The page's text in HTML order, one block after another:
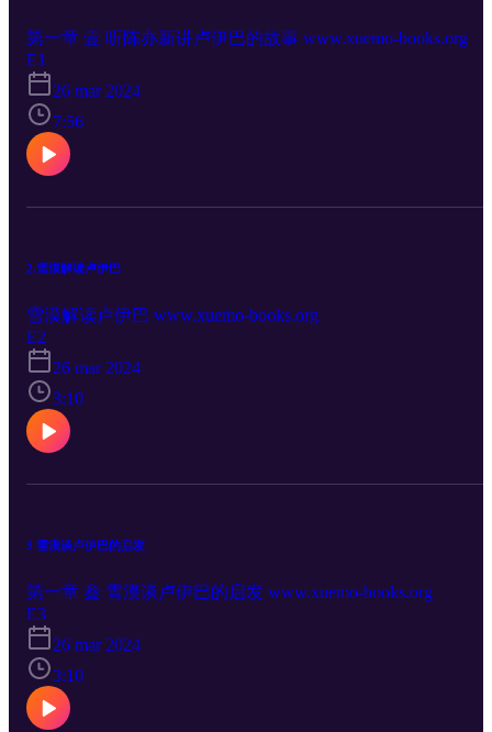
第一章 壹 听陈亦新讲卢伊巴的故事 www.xuemo-books.org
E1
26 mar 2024
7:56
2.雪漠解读卢伊巴
雪漠解读卢伊巴 www.xuemo-books.org
E2
26 mar 2024
3:10
3 雪漠谈卢伊巴的启发
第一章 叁 雪漠谈卢伊巴的启发 www.xuemo-books.org
E3
26 mar 2024
3:10